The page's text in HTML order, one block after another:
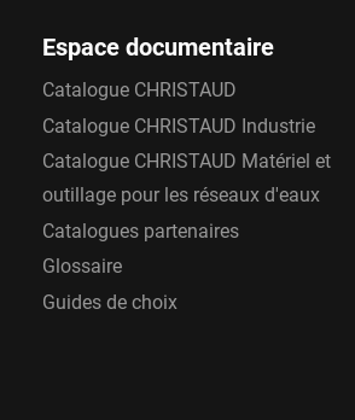
Espace documentaire
Catalogue CHRISTAUD
Catalogue CHRISTAUD Industrie
Catalogue CHRISTAUD Matériel et
outillage pour les réseaux d'eaux
Catalogues partenaires
Glossaire
Guides de choix